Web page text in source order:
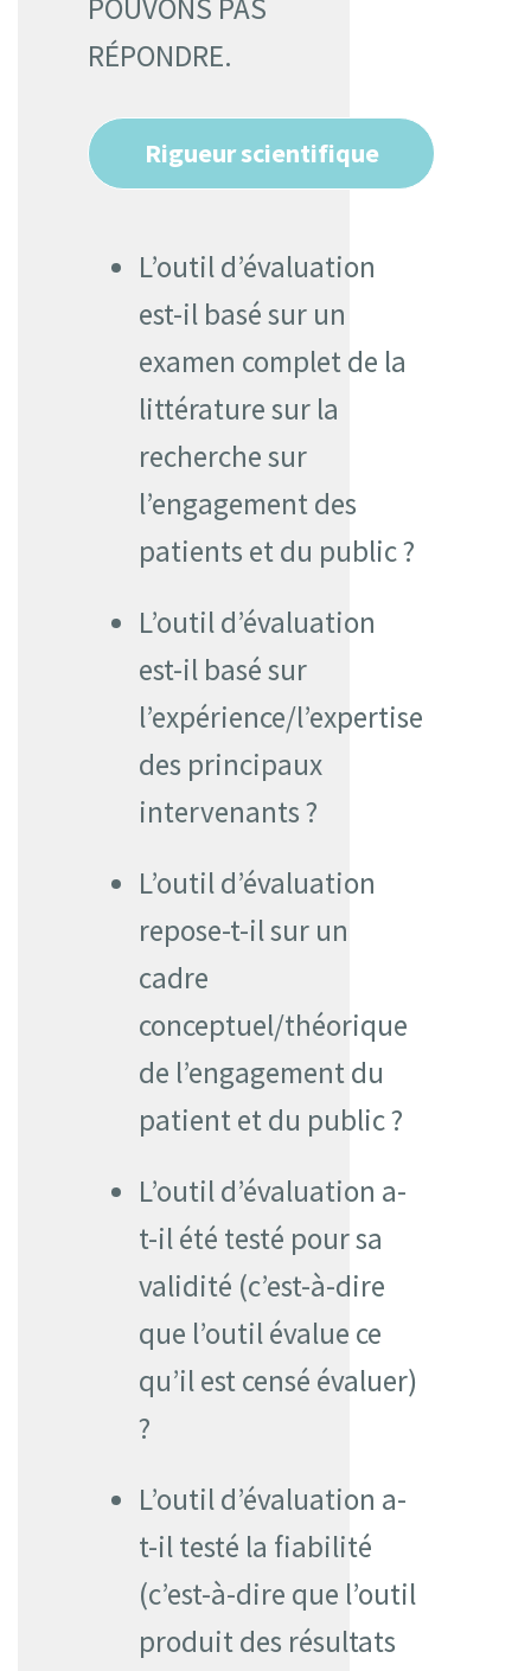
POUVONS PAS
RÉPONDRE.
Rigueur scientifique
L’outil d’évaluation
est-il basé sur un
examen complet de la
littérature sur la
recherche sur
l’engagement des
patients et du public ?
L’outil d’évaluation
est-il basé sur
l’expérience/l’expertise
des principaux
intervenants ?
L’outil d’évaluation
repose-t-il sur un
cadre
conceptuel/théorique
de l’engagement du
patient et du public ?
L’outil d’évaluation a-
t-il été testé pour sa
validité (c’est-à-dire
que l’outil évalue ce
qu’il est censé évaluer)
?
L’outil d’évaluation a-
t-il testé la fiabilité
(c’est-à-dire que l’outil
produit des résultats